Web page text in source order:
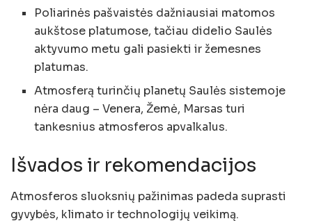
Poliarinės pašvaistės dažniausiai matomos
aukštose platumose, tačiau didelio Saulės
aktyvumo metu gali pasiekti ir žemesnes
platumas.
Atmosferą turinčių planetų Saulės sistemoje
nėra daug – Venera, Žemė, Marsas turi
tankesnius atmosferos apvalkalus.
Išvados ir rekomendacijos
Atmosferos sluoksnių pažinimas padeda suprasti
gyvybės, klimato ir technologijų veikimą.